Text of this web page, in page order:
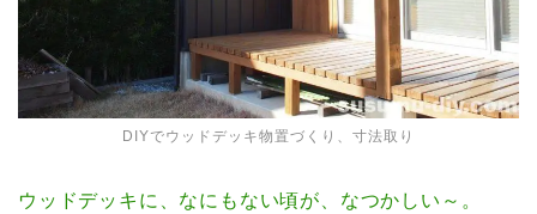
DIYでウッドデッキ物置づくり、寸法取り
ウッドデッキに、なにもない頃が、なつかしい～。